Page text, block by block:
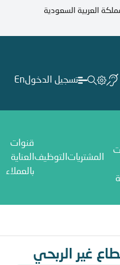
العربية السعودية
تسجيل الدخولEn
المشتريات التوظيف
قنوات
العناية
بالعملاء
غير الربحي